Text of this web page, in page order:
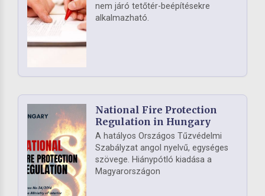
nem járó tetőtér-beépítésekre
alkalmazható.
National Fire Protection
Regulation in Hungary
A hatályos Országos Tűzvédelmi
Szabályzat angol nyelvű, egységes
szövege. Hiánypótló kiadása a
Magyarországon